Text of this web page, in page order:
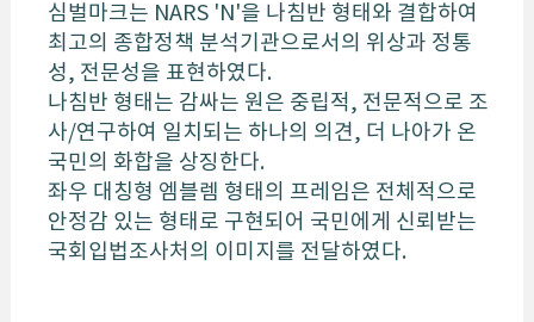
심벌마크는 NARS 'N'을 나침반 형태와 결합하여
최고의 종합정책 분석기관으로서의 위상과 정통
성, 전문성을 표현하였다.
나침반 형태는 감싸는 원은 중립적, 전문적으로 조
사/연구하여 일치되는 하나의 의견, 더 나아가 온
국민의 화합을 상징한다.
좌우 대칭형 엠블렘 형태의 프레임은 전체적으로
안정감 있는 형태로 구현되어 국민에게 신뢰받는
국회입법조사처의 이미지를 전달하였다.